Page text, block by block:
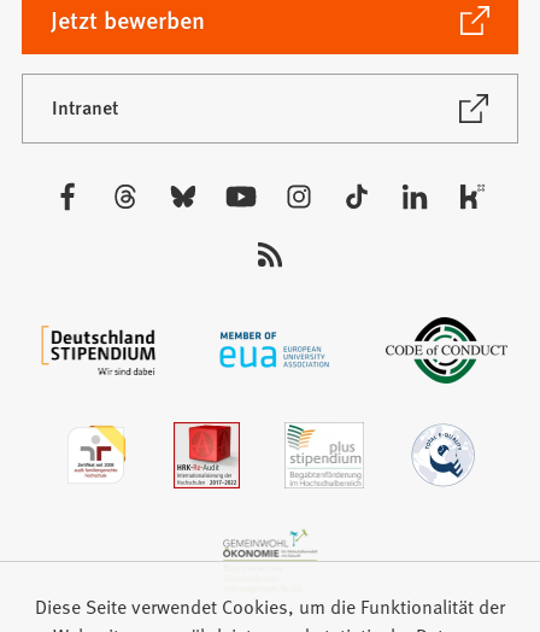
Jetzt bewerben
(Öffnet
in
einem
neuen
Tab)
Intranet
(Öffnet
neuen
Besuchen
Diese Seite verwendet Cookies, um die Funktionalität der